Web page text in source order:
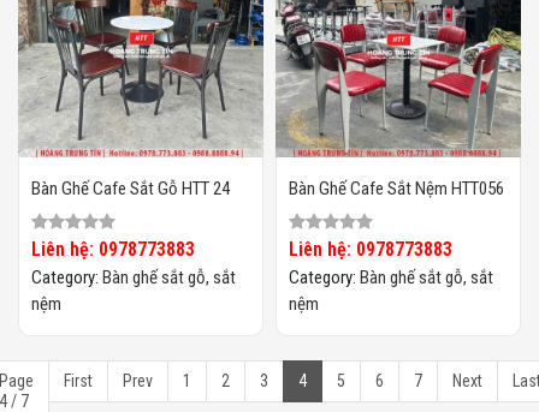
Bàn Ghế Cafe Sắt Gỗ HTT 24
Liên hệ: 0978773883
Category: Bàn ghế sắt gỗ, sắt
nệm
Bàn Ghế Cafe Sắt Nệm HTT056
Liên hệ: 0978773883
Category: Bàn ghế sắt gỗ, sắt
nệm
/ 7
First Prev 1 2 3 4 5 6 7 Next